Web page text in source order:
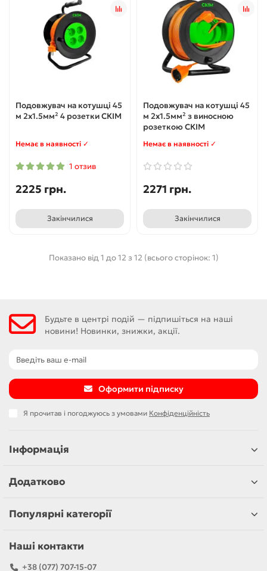
Подовжувач на котушці 45
м 2х1.5мм² 4 розетки СКІМ
Немає в наявності ✓
1 отзив
2225 грн.
Закінчилися
Подовжувач на котушці 45
м 2х1.5мм² з виносною
розеткою СКІМ
Немає в наявності ✓
2271 грн.
Закінчилися
Показано від 1 до 12 з 12 (всього сторінок: 1)
Будьте в центрі подій — підпишіться на наші
новини! Новинки, знижки, акції.
Оформити підписку
Я прочитав і погоджуюсь з умовами Конфіденційність
Інформація
Додатково
Популярні категорії
Наші контакти
+38 (077) 707-15-07